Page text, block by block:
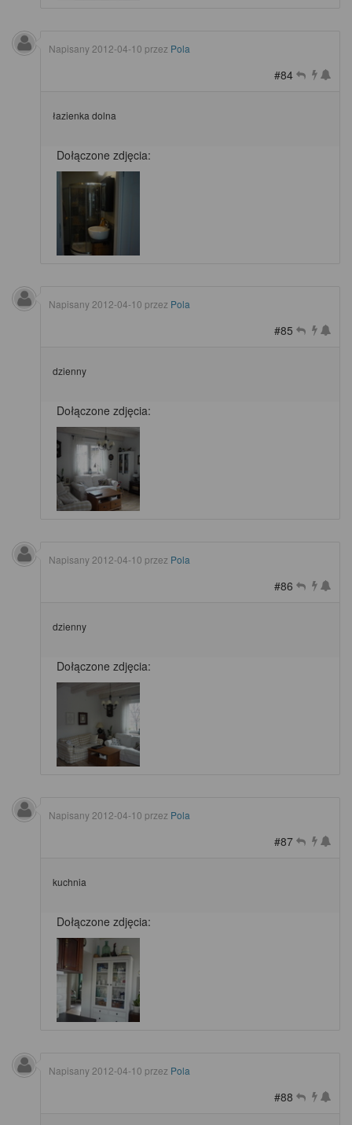
Napisany2012-04-10 przez Pola
#84
łazienka dolna
Dołączone zdjęcia:
Napisany 2012-04-10 przez Pola
#85
dzienny
Dołączone zdjęcia:
Napisany 2012-04-10 przez Pola
#86
dzienny
Dołączone zdjęcia:
Napisany 2012-04-10 przez Pola
#87
kuchnia
Dołączone zdjęcia:
Napisany 2012-04-10 przez Pola
#88